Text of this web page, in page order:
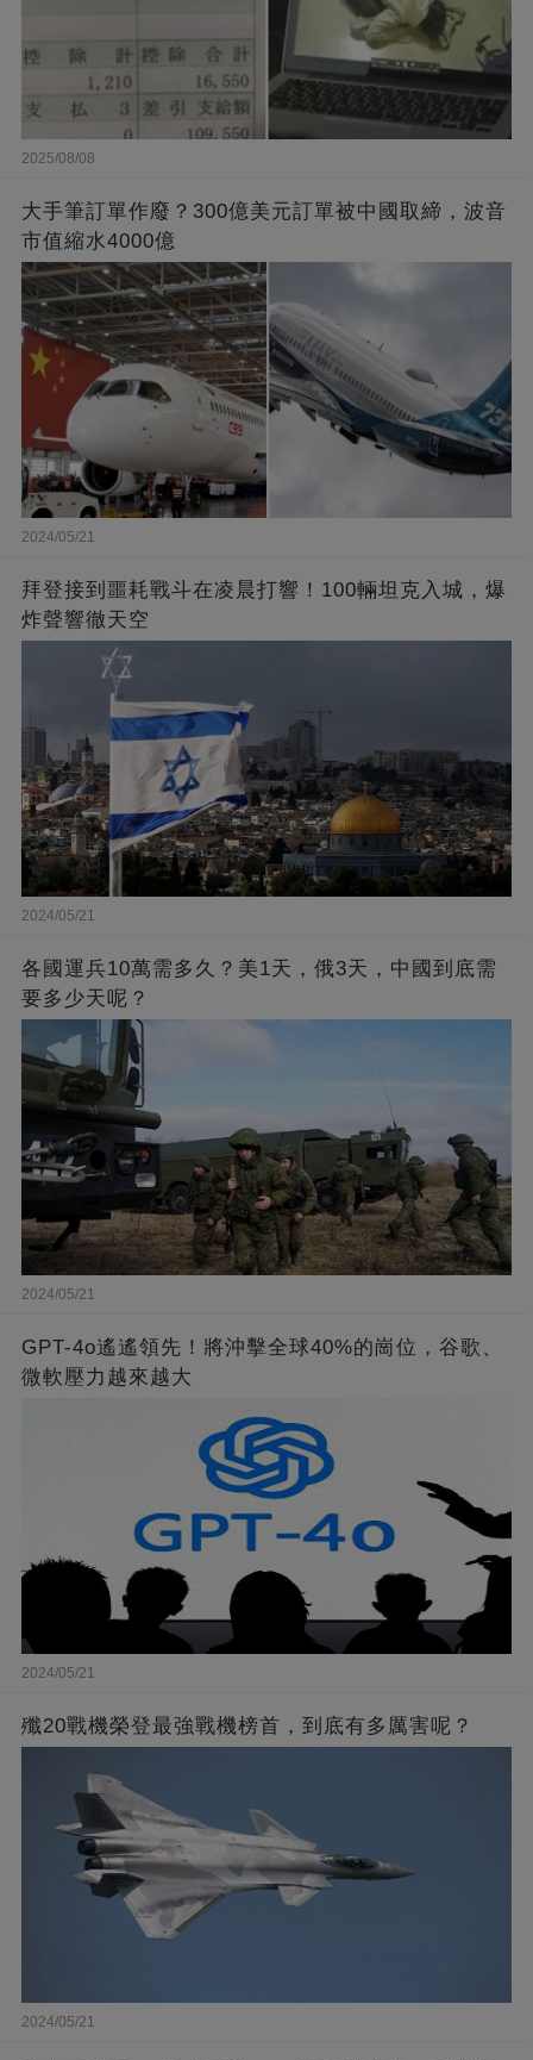
2025/08/08
大手筆訂單作廢？300億美元訂單被中國取締，波音
市值縮水4000億
2024/05/21
拜登接到噩耗戰斗在凌晨打響！100輛坦克入城，爆
炸聲響徹天空
2024/05/21
各國運兵10萬需多久？美1天，俄3天，中國到底需
要多少天呢？
2024/05/21
GPT-4o遙遙領先！將沖擊全球40%的崗位，谷歌、
微軟壓力越來越大
2024/05/21
殲20戰機榮登最強戰機榜首，到底有多厲害呢？
2024/05/21